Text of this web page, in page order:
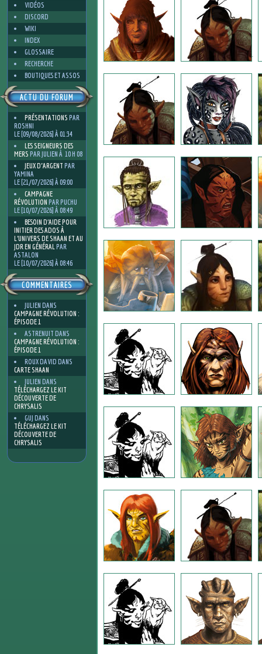
VIDÉOS
DISCORD
WIKI
INDEX
GLOSSAIRE
RECHERCHE
BOUTIQUES ET ASSOS
ACTU DU FORUM
PRÉSENTATIONS PAR
ROSHNI
LE [09/08/2026] À 01:34
LES SEIGNEURS DES
MERS PAR JULIEN À 10 H 08
JEUX D'ARGENT PAR
YAMINA
LE [21/07/2026] À 09:00
CAMPAGNE
RÉVOLUTION PAR PUCHU
LE [10/07/2026] À 08:49
BESOIN D’AIDE POUR
INITIER DES ADOS À
L’UNIVERS DE SHAAN ET AU
JDR EN GÉNÉRALPAR
ASTALON
LE [10/07/2026] À 08:46
COMMENTAIRES
JULIEN DANS
CAMPAGNE RÉVOLUTION :
ÉPISODE 1
ASTRENUIT DANS
CAMPAGNE RÉVOLUTION :
ÉPISODE 1
ROUX DAVID DANS
CARTE SHAAN
JULIEN DANS
TÉLÉCHARGEZ LE KIT
DÉCOUVERTE DE
CHRYSALIS
GUJ DANS
TÉLÉCHARGEZ LE KIT
DÉCOUVERTE DE
CHRYSALIS
1
3